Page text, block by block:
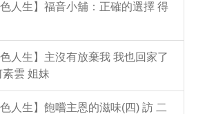
人生】福音小舖：正確的選擇 得
人生】主沒有放棄我 我也回家了
雲 姐妹
人生】飽嚐主恩的滋味(四) 訪 二